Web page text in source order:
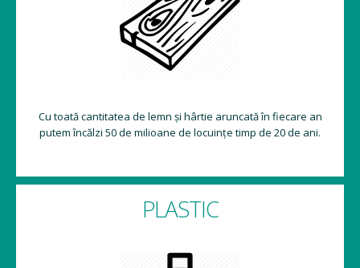
Cu toată cantitatea de lemn și hârtie aruncată în fiecare an
putem încălzi 50 de milioane de locuințe timp de 20 de ani.
PLASTIC